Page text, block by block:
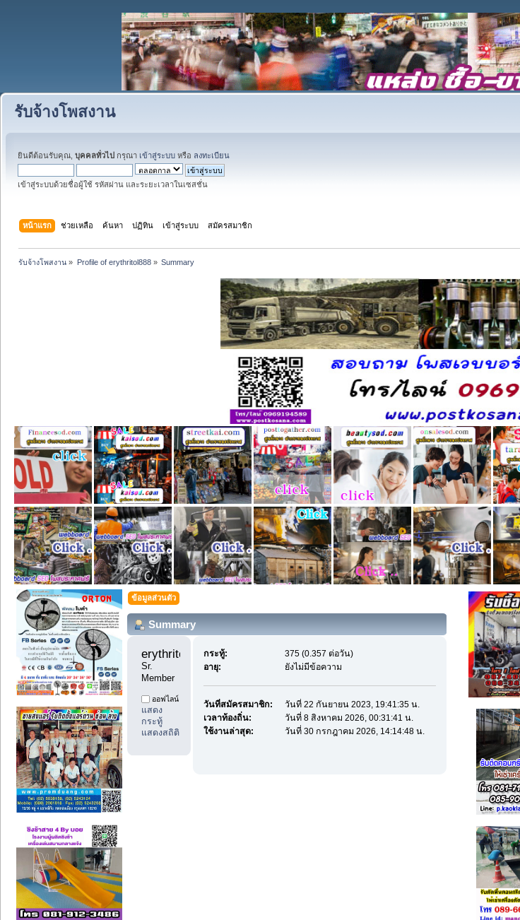
รับจ้างโพสงาน
ยินดีต้อนรับคุณ, บุคคลทั่วไป กรุณา เข้าสู่ระบบ หรือ ลงทะเบียน
เข้าสู่ระบบด้วยชื่อผู้ใช้ รหัสผ่าน และระยะเวลาในเซสชั่น
หน้าแรก ช่วยเหลือ ค้นหา ปฏิทิน เข้าสู่ระบบ สมัครสมาชิก
รับจ้างโพสงาน » Profile of erythritol888» Summary
ข้อมูลส่วนตัว
Summary
erythritol888
Sr.
Member
ออฟไลน์
แสดง
กระทู้
แสดงสถิติ
กระทู้:
375 (0.357 ต่อวัน)
อายุ:
ยังไม่มีข้อความ
วันที่สมัครสมาชิก:
วันที่ 22 กันยายน 2023, 19:41:35 น.
เวลาท้องถิ่น:
วันที่ 8 สิงหาคม 2026, 00:31:41 น.
ใช้งานล่าสุด:
วันที่ 30 กรกฎาคม 2026, 14:14:48 น.